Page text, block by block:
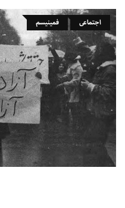
اجتماعی فمینیسم